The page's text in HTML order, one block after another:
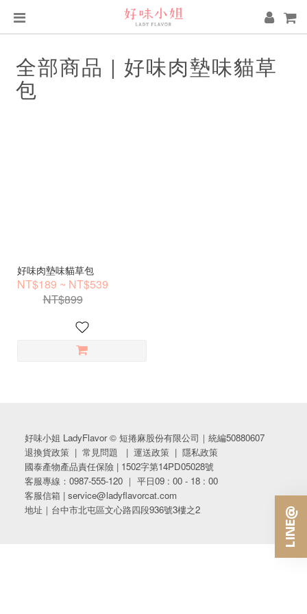
全部商品 | 好味肉墊味貓草
包
好味肉墊味貓草包
NT$189 ~ NT$539
NT$899
好味小姐 LadyFlavor © 短捲麻股份有限公司｜統編50880607
退換貨政策| 常見問題 | 運送政策| 隱私政策
國泰產物產品責任保險 | 1502字第14PD05028號
客服專線：0987-555-120 ｜ 平日09 : 00 - 18 : 00
客服信箱 | service@ladyflavorcat.com
地址｜台中市北屯區文心路四段936號3樓之2